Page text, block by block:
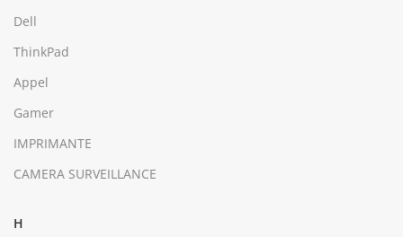
Dell
ThinkPad
Appel
Gamer
IMPRIMANTE
CAMERA SURVEILLANCE
H